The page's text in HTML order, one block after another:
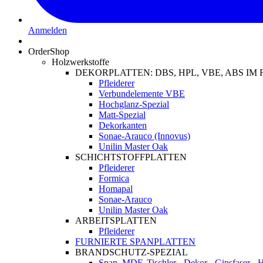
Anmelden
OrderShop
Holzwerkstoffe
DEKORPLATTEN: DBS, HPL, VBE, ABS IM
Pfleiderer
Verbundelemente VBE
Hochglanz-Spezial
Matt-Spezial
Dekorkanten
Sonae-Arauco (Innovus)
Unilin Master Oak
SCHICHTSTOFFPLATTEN
Pfleiderer
Formica
Homapal
Sonae-Arauco
Unilin Master Oak
ARBEITSPLATTEN
Pfleiderer
FURNIERTE SPANPLATTEN
BRANDSCHUTZ-SPEZIAL